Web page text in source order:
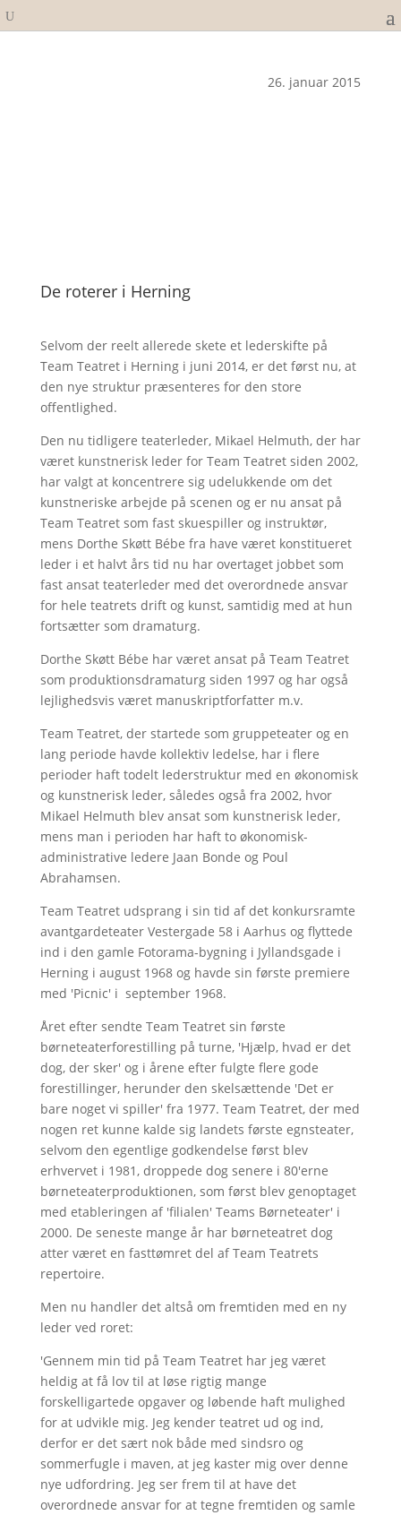
26. januar 2015
De roterer i Herning
Selvom der reelt allerede skete et lederskifte på
Team Teatret i Herning i juni 2014, er det først nu, at
den nye struktur præsenteres for den store
offentlighed.
Den nu tidligere teaterleder, Mikael Helmuth, der har
været kunstnerisk leder for Team Teatret siden 2002,
har valgt at koncentrere sig udelukkende om det
kunstneriske arbejde på scenen og er nu ansat på
Team Teatret som fast skuespiller og instruktør,
mens Dorthe Skøtt Bébe fra have været konstitueret
leder i et halvt års tid nu har overtaget jobbet som
fast ansat teaterleder med det overordnede ansvar
for hele teatrets drift og kunst, samtidig med at hun
fortsætter som dramaturg.
Dorthe Skøtt Bébe har været ansat på Team Teatret
som produktionsdramaturg siden 1997 og har også
lejlighedsvis været manuskriptforfatter m.v.
Team Teatret, der startede som gruppeteater og en
lang periode havde kollektiv ledelse, har i flere
perioder haft todelt lederstruktur med en økonomisk
og kunstnerisk leder, således også fra 2002, hvor
Mikael Helmuth blev ansat som kunstnerisk leder,
mens man i perioden har haft to økonomisk-
administrative ledere Jaan Bonde og Poul
Abrahamsen.
Team Teatret udsprang i sin tid af det konkursramte
avantgardeteater Vestergade 58 i Aarhus og flyttede
ind i den gamle Fotorama-bygning i Jyllandsgade i
Herning i august 1968 og havde sin første premiere
med 'Picnic' i september 1968.
Året efter sendte Team Teatret sin første
børneteaterforestilling på turne, 'Hjælp, hvad er det
dog, der sker' og i årene efter fulgte flere gode
forestillinger, herunder den skelsættende 'Det er
bare noget vi spiller' fra 1977. Team Teatret, der med
nogen ret kunne kalde sig landets første egnsteater,
selvom den egentlige godkendelse først blev
erhvervet i 1981, droppede dog senere i 80'erne
børneteaterproduktionen, som først blev genoptaget
med etableringen af 'filialen' Teams Børneteater' i
2000. De seneste mange år har børneteatret dog
atter været en fasttømret del af Team Teatrets
repertoire.
Men nu handler det altså om fremtiden med en ny
leder ved roret:
'Gennem min tid på Team Teatret har jeg været
heldig at få lov til at løse rigtig mange
forskelligartede opgaver og løbende haft mulighed
for at udvikle mig. Jeg kender teatret ud og ind,
derfor er det sært nok både med sindsro og
sommerfugle i maven, at jeg kaster mig over denne
nye udfordring. Jeg ser frem til at have det
overordnede ansvar for at tegne fremtiden og samle